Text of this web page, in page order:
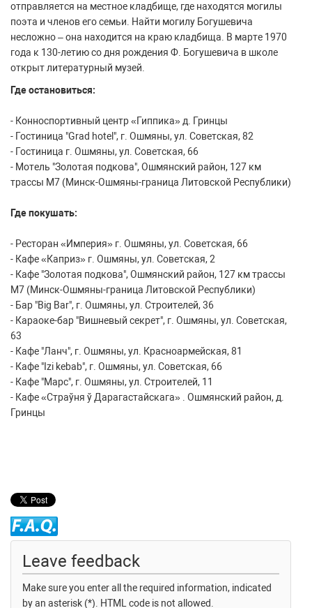
отправляется на местное кладбище, где находятся могилы
поэта и членов его семьи. Найти могилу Богушевича
несложно – она находится на краю кладбища. В марте 1970
года к 130-летию со дня рождения Ф. Богушевича в школе
открыт литературный музей.
Где остановиться:
- Конноспортивный центр «Гиппика» д. Гринцы
- Гостиница "Grad hotel", г. Ошмяны, ул. Советская, 82
- Гостиница г. Ошмяны, ул. Советская, 66
- Мотель "Золотая подкова", Ошмянский район, 127 км
трассы М7 (Минск-Ошмяны-граница Литовской Республики)
Где покушать:
- Ресторан «Империя» г. Ошмяны, ул. Советская, 66
- Кафе «Каприз» г. Ошмяны, ул. Советская, 2
- Кафе "Золотая подкова", Ошмянский район, 127 км трассы
М7 (Минск-Ошмяны-граница Литовской Республики)
- Бар "Big Bar", г. Ошмяны, ул. Строителей, 36
- Караоке-бар "Вишневый секрет", г. Ошмяны, ул. Советская,
63
- Кафе "Ланч", г. Ошмяны, ул. Красноармейская, 81
- Кафе "Izi kebab", г. Ошмяны, ул. Советская, 66
- Кафе "Марс", г. Ошмяны, ул. Строителей, 11
- Кафе «Страўня ў Дарагастайскага» . Ошмянский район, д.
Гринцы
Leave feedback
Make sure you enter all the required information, indicated
by an asterisk (*). HTML code is not allowed.